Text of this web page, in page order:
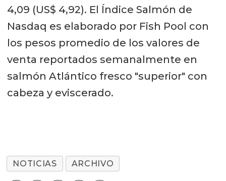
4,09 (US$ 4,92). El Índice Salmón de
Nasdaq es elaborado por Fish Pool con
los pesos promedio de los valores de
venta reportados semanalmente en
salmón Atlántico fresco "superior" con
cabeza y eviscerado.
NOTICIAS ARCHIVO